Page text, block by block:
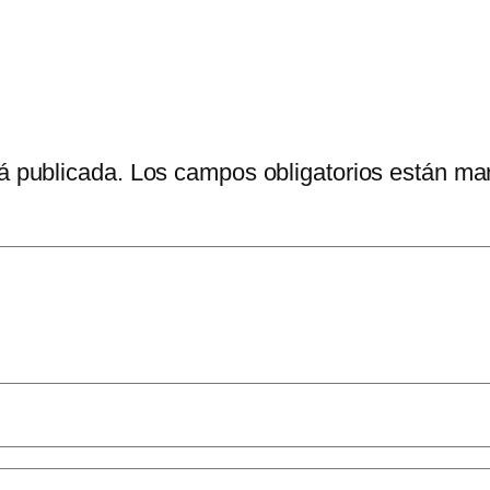
publicada. Los campos obligatorios están